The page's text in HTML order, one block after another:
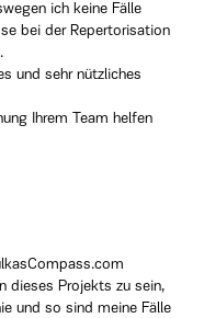
ich keine Fälle
bei der Repertorisation
und sehr nützliches
Ihrem Team helfen
dieses Projekts zu sein,
und so sind meine Fälle